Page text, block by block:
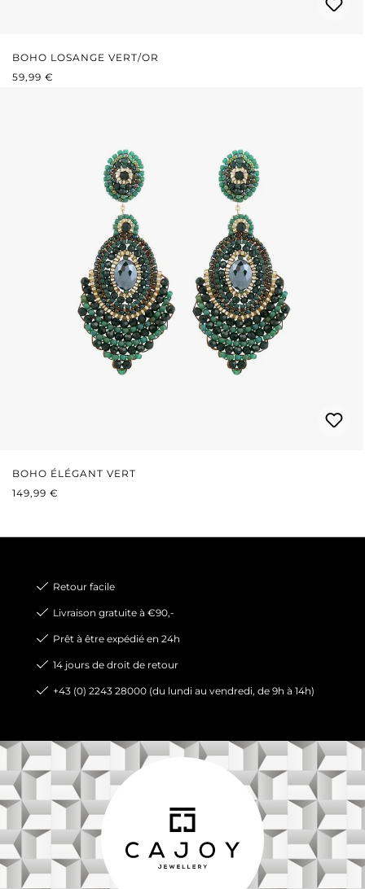
BOHO LOSANGE VERT/OR
PRIX RÉGULIER :
59,99 €
BOHO ÉLÉGANT VERT
PRIX RÉGULIER :
149,99 €
Retour facile
Livraison gratuite à €90,-
Prêt à être expédié en 24h
14 jours de droit de retour
+43 (0) 2243 28000 (du lundi au vendredi, de 9h à 14h)